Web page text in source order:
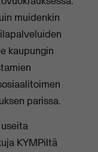
muidenkin
kaupungin
parissa.
KYMPiltä